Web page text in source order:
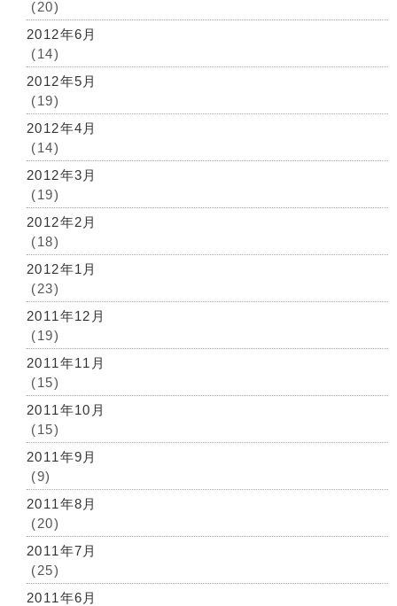
(20)
2012年6月
(14)
2012年5月
(19)
2012年4月
(14)
2012年3月
(19)
2012年2月
(18)
2012年1月
(23)
2011年12月
(19)
2011年11月
(15)
2011年10月
(15)
2011年9月
(9)
2011年8月
(20)
2011年7月
(25)
2011年6月